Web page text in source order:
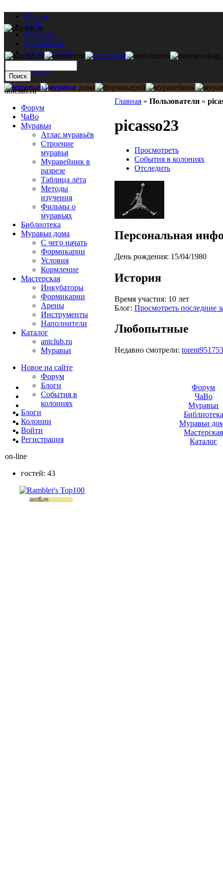
Форум
ЧаВо
Муравьи
Библиотека
Муравьи дома
Мастерская
Каталог
Главная » Пользователи »
picasso23
Просмотреть
События в колониях
Отследить
Персональная
День рождения: 15/04/1980
История
Время участия: 10 лет
Блог: Просмотреть последние
Любопытные
Недавно смотрели:
antclub.ru
Форум
ЧаВо
Муравьи
Атлас муравьёв
Строение
муравья
Муравейник в
разрезе
Таблица лёта
Методы
изучения
Фильмы о
муравьях
Библиотека
Муравьи дома
С чего начать
Формикарии
Условия
Кормление
Мастерская
Инкубаторы
Формикарии
Арены
Инструменты
Наполнители
Каталог
antclub.ru
Муравьи
Новое на сайте
Форум
Блоги
События в
колониях
Блоги
Колонии
Войти
Peгиcтpaция
on-line
гостей: 43
Форум
ЧаВо
Муравьи
Библиотека
Муравьи
Мастерская
Каталог